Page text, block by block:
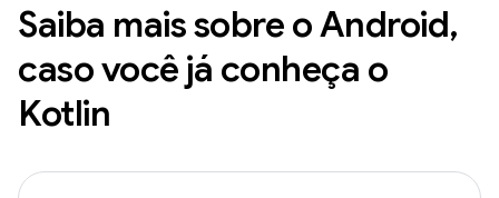
Saiba mais sobre o Android,
caso você já conheça o
Kotlin